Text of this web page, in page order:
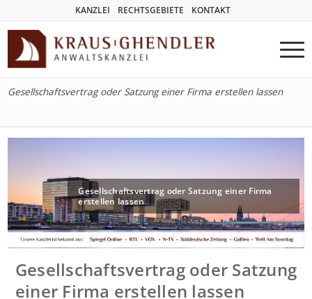
KANZLEI RECHTSGEBIETE KONTAKT
Gesellschaftsvertrag oder Satzung einer Firma erstellen lassen
Gesellschaftsvertrag oder Satzung einer Firma
erstellen lassen
Gesellschaftsvertrag oder Satzung
einer Firma erstellen lassen